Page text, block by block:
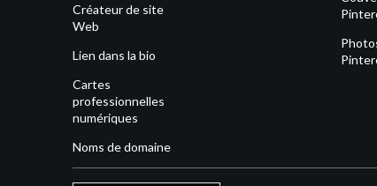
Créateur de site
Web
Lien dans la bio
Cartes
professionnelles
numériques
Noms de domaine